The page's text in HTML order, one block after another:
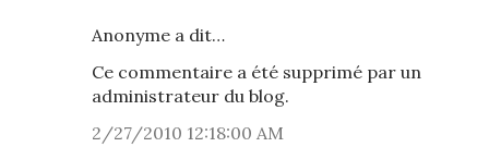
Anonyme a dit…
Ce commentaire a été supprimé par un
administrateur du blog.
2/27/2010 12:18:00 AM